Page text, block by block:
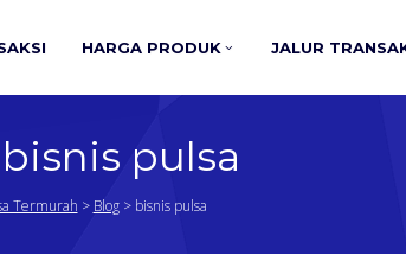
HARGA PRODUK JALUR
bisnis pulsa
Termurah > Blog> bisnis pulsa